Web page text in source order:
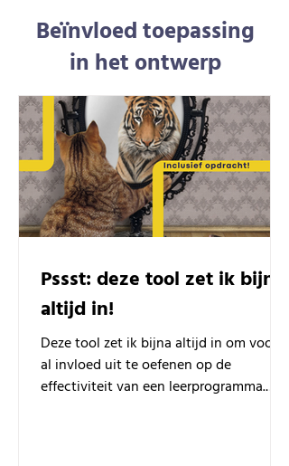
Beïnvloed toepassing
in het ontwerp
Pssst: deze tool zet ik bijna
altijd in!
Deze tool zet ik bijna altijd in om vooraf
al invloed uit te oefenen op de
effectiviteit van een leerprogramma.